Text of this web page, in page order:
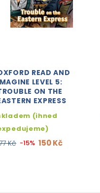
READ AND
LEVEL 5:
ON THE
EXPRESS
(ihned
Kč -15% 150 Kč